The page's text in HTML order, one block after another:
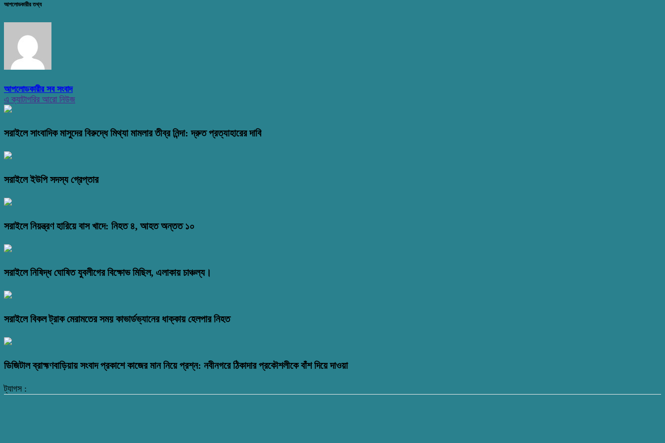
আপলোডকারীর তথ্য
আপলোডকারীর সব সংবাদ
এ ক্যাটাগরির আরো নিউজ
সরাইলে সাংবাদিক মাসুদের বিরুদ্ধে মিথ্যা মামলার তীব্র নিন্দা: দ্রুত প্রত্যাহারের দাবি
সরাইলে ইউপি সদস্য গ্রেপ্তার
সরাইলে নিয়ন্ত্রণ হারিয়ে বাস খাদে: নিহত ৪, আহত অন্তত ১০
সরাইলে নিষিদ্ধ ঘোষিত যুবলীগের বিক্ষোভ মিছিল, এলাকায় চাঞ্চল্য।
সরাইলে বিকল ট্রাক মেরামতের সময় কাভার্ডভ্যানের ধাক্কায় হেলপার নিহত
ডিজিটাল ব্রাহ্মণবাড়িয়ায় সংবাদ প্রকাশে কাজের মান নিয়ে প্রশ্ন: নবীনগরে ঠিকাদার প্রকৌশলীকে বাঁশ দিয়ে দাওয়া
ট্যাগস :